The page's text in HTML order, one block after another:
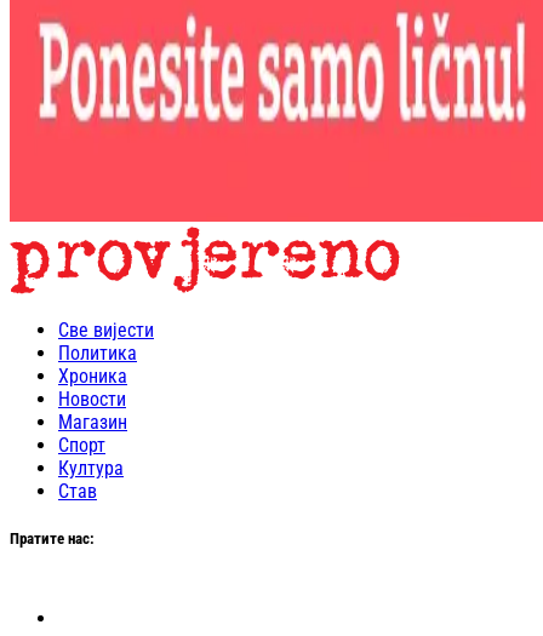
Све вијести
Политика
Хроника
Новости
Магазин
Спорт
Култура
Став
Пратите нас: